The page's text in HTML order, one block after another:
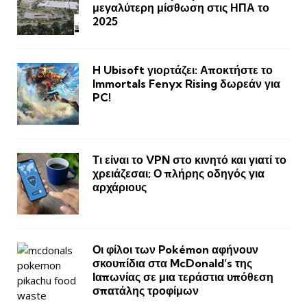
μεγαλύτερη μίσθωση στις ΗΠΑ το
2025
H Ubisoft γιορτάζει: Αποκτήστε το
Immortals Fenyx Rising δωρεάν για
PC!
Τι είναι το VPN στο κινητό και γιατί το
χρειάζεσαι; Ο πλήρης οδηγός για
αρχάριους
Οι φίλοι των Pokémon αφήνουν
σκουπίδια στα McDonald’s της
Ιαπωνίας σε μια τεράστια υπόθεση
σπατάλης τροφίμων